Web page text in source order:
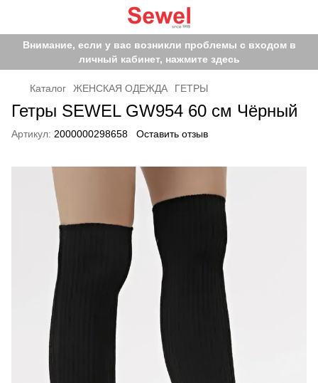
Внимание, если у вас возникли проблемы с входом в
личный кабинет, нажмите здесь
Каталог ЖЕНСКАЯ ОДЕЖДА ГЕТРЫ
Гетры SEWEL GW954 60 см Чёрный
Артикул: 2000000298658 Оставить отзыв